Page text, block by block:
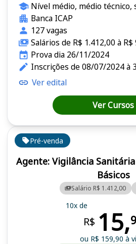
Pré-venda
Agente: Vigilância
Básicos
Salário R$ 1.412,00
10x de
R$ 15,
ou R$ 159,90 à
Nível médio, médio
Banca ICAP
127 vagas
Salários de R$ 1.412,00 à R$
Prova dia 26/11/2024
Inscrições de 08/07/2024 à
Ver edital
Ver Cursos